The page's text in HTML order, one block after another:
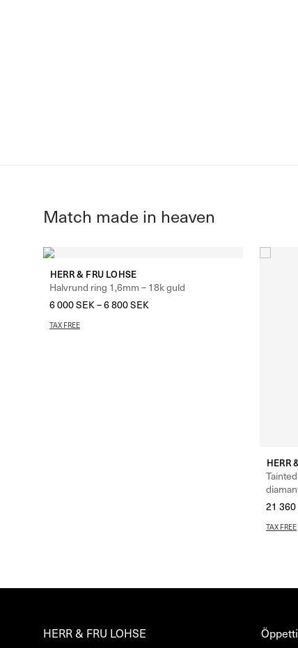
HERR & FRU LOHSE
Halvrund ring 1,6mm – 18k guld
6 000SEK–6 800SEK
TAX FREE
HERR
21 360
TAX FREE
HERR & FRU LOHSE